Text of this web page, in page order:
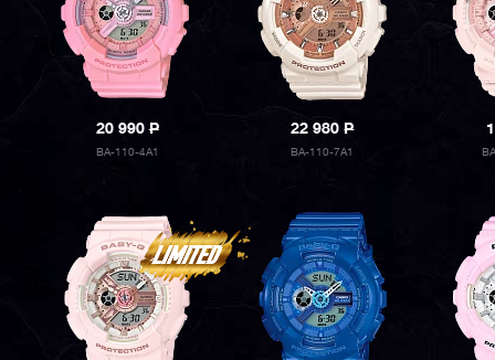
20 990P
BA-110-4A1
22 980P
BA-110-7A1